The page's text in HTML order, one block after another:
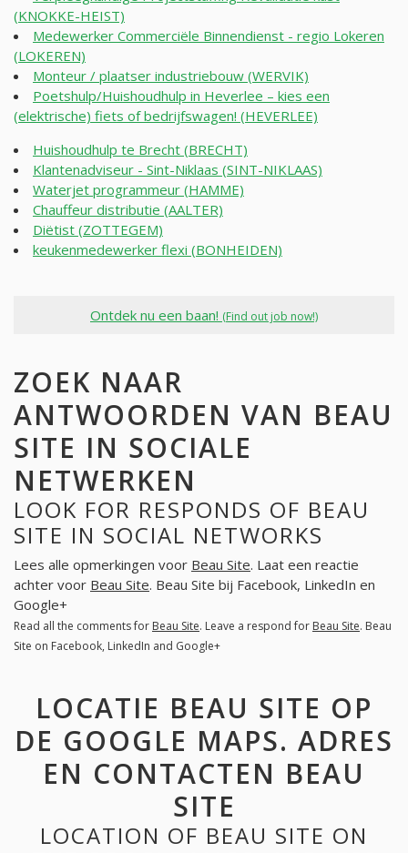
(KNOKKE-HEIST)
Medewerker Commerciële Binnendienst - regio Lokeren
(LOKEREN)
Monteur / plaatser industriebouw (WERVIK)
Poetshulp/Huishoudhulp in Heverlee – kies een
(elektrische) fiets of bedrijfswagen! (HEVERLEE)
Huishoudhulp te Brecht (BRECHT)
Klantenadviseur - Sint-Niklaas (SINT-NIKLAAS)
Waterjet programmeur (HAMME)
Chauffeur distributie (AALTER)
Diëtist (ZOTTEGEM)
keukenmedewerker flexi (BONHEIDEN)
Ontdek nu een baan! (Find out job now!)
ZOEK NAAR
ANTWOORDEN VAN BEAU
SITE IN SOCIALE
NETWERKEN
LOOK FOR RESPONDS OF BEAU
SITE IN SOCIAL NETWORKS
Lees alle opmerkingen voor Beau Site. Laat een reactie
achter voor Beau Site. Beau Site bij Facebook, LinkedIn en
Google+
Read all the comments for Beau Site. Leave a respond for Beau Site. Beau
Site on Facebook, LinkedIn and Google+
LOCATIE BEAU SITE OP
DE GOOGLE MAPS. ADRES
EN CONTACTEN BEAU
SITE
LOCATION OF BEAU SITE ON